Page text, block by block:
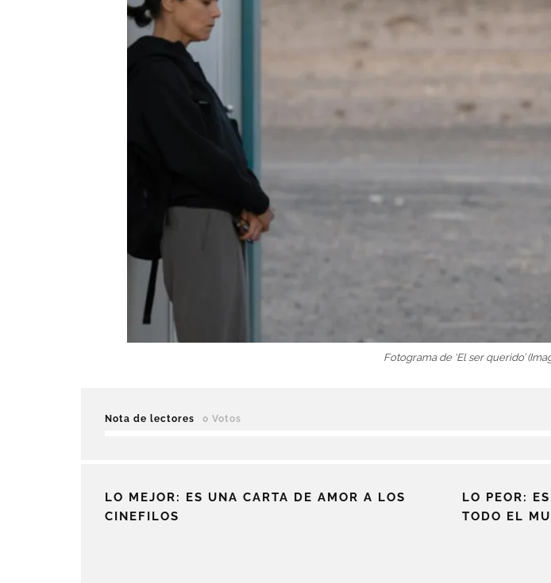
Fotograma de ‘El ser querido’
Nota de lectores 0 Votos
LO MEJOR: ES UNA CARTA DE AMOR A LOS
CINEFILOS
LO PEOR:
TODO EL